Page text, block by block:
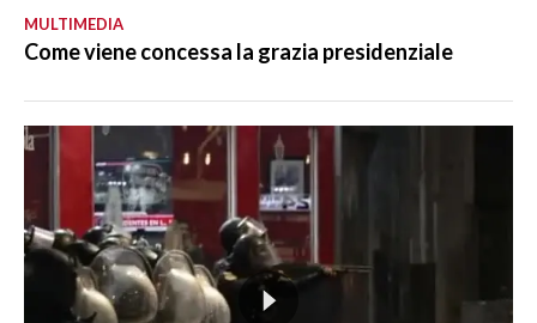
MULTIMEDIA
Come viene concessa la grazia presidenziale